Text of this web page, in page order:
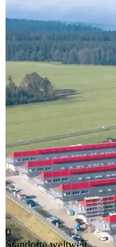
0
Standorte weltweit